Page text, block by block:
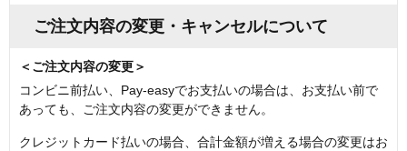
ご注文内容の変更・キャンセルについて
＜ご注文内容の変更＞
コンビニ前払い、Pay-easyでお支払いの場合は、お支払い前で
あっても、ご注文内容の変更ができません。
クレジットカード払いの場合、合計金額が増える場合の変更はお